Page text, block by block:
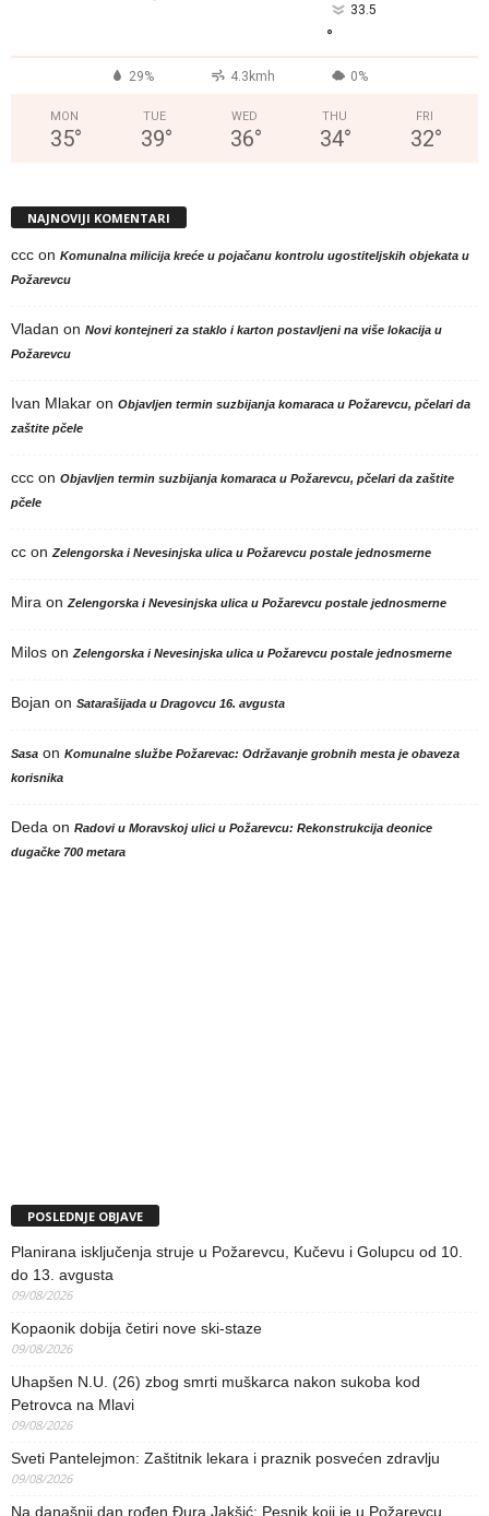
33.5
°
29% 4.3kmh 0%
MON
35°
TUE
39°
WED
36°
THU
34°
FRI
32°
NAJNOVIJI KOMENTARI
ccc on Komunalna milicija kreće u pojačanu kontrolu ugostiteljskih objekata u
Požarevcu
Vladan on Novi kontejneri za staklo i karton postavljeni na više lokacija u
Požarevcu
Ivan Mlakar on Objavljen termin suzbijanja komaraca u Požarevcu, pčelari da
zaštite pčele
ccc on Objavljen termin suzbijanja komaraca u Požarevcu, pčelari da zaštite
pčele
cc onZelengorska i Nevesinjska ulica u Požarevcu postale jednosmerne
Mira onZelengorska i Nevesinjska ulica u Požarevcu postale jednosmerne
Milos onZelengorska i Nevesinjska ulica u Požarevcu postale jednosmerne
Bojan on Satarašijada u Dragovcu 16. avgusta
Sasa on Komunalne službe Požarevac: Održavanje grobnih mesta je obaveza
korisnika
Deda on Radovi u Moravskoj ulici u Požarevcu: Rekonstrukcija deonice
dugačke 700 metara
POSLEDNJE OBJAVE
Planirana isključenja struje u Požarevcu, Kučevu i Golupcu od 10.
do 13. avgusta
09/08/2026
Kopaonik dobija četiri nove ski-staze
09/08/2026
Uhapšen N.U. (26) zbog smrti muškarca nakon sukoba kod
Petrovca na Mlavi
09/08/2026
Sveti Pantelejmon: Zaštitnik lekara i praznik posvećen zdravlju
09/08/2026
Na današnji dan rođen Đura Jakšić: Pesnik koji je u Požarevcu